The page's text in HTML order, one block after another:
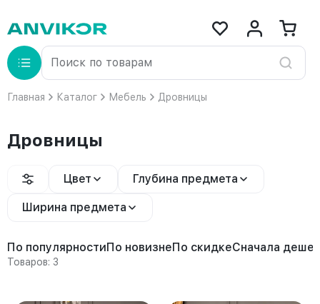
Главная Каталог Мебель Дровницы
Дровницы
Цвет Глубина предмета
Ширина предмета
По популярностиПо новизнеПо скидкеСначала
Товаров: 3